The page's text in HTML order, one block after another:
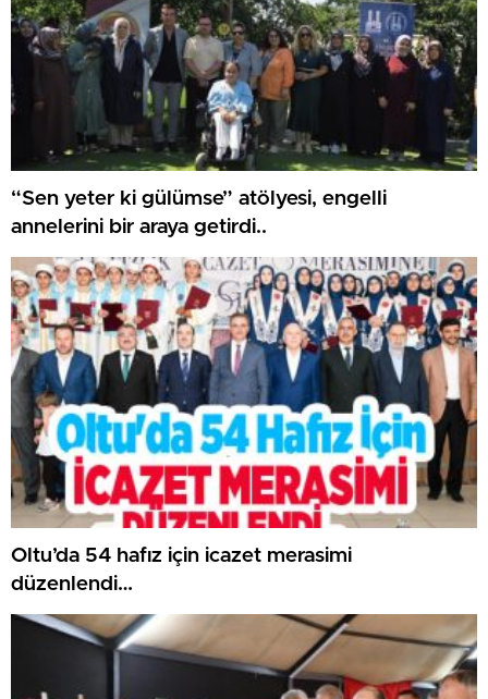
“Sen yeter ki gülümse” atölyesi, engelli
annelerini bir araya getirdi..
Oltu’da 54 hafız için icazet merasimi
düzenlendi…